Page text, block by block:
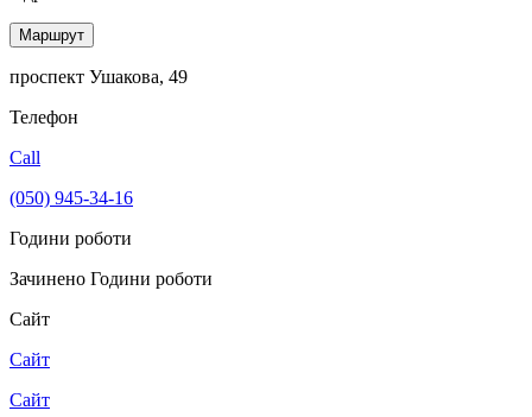
Маршрут
проспект Ушакова, 49
Телефон
Call
(050) 945-34-16
Години роботи
Зачинено Години роботи
Сайт
Сайт
Сайт